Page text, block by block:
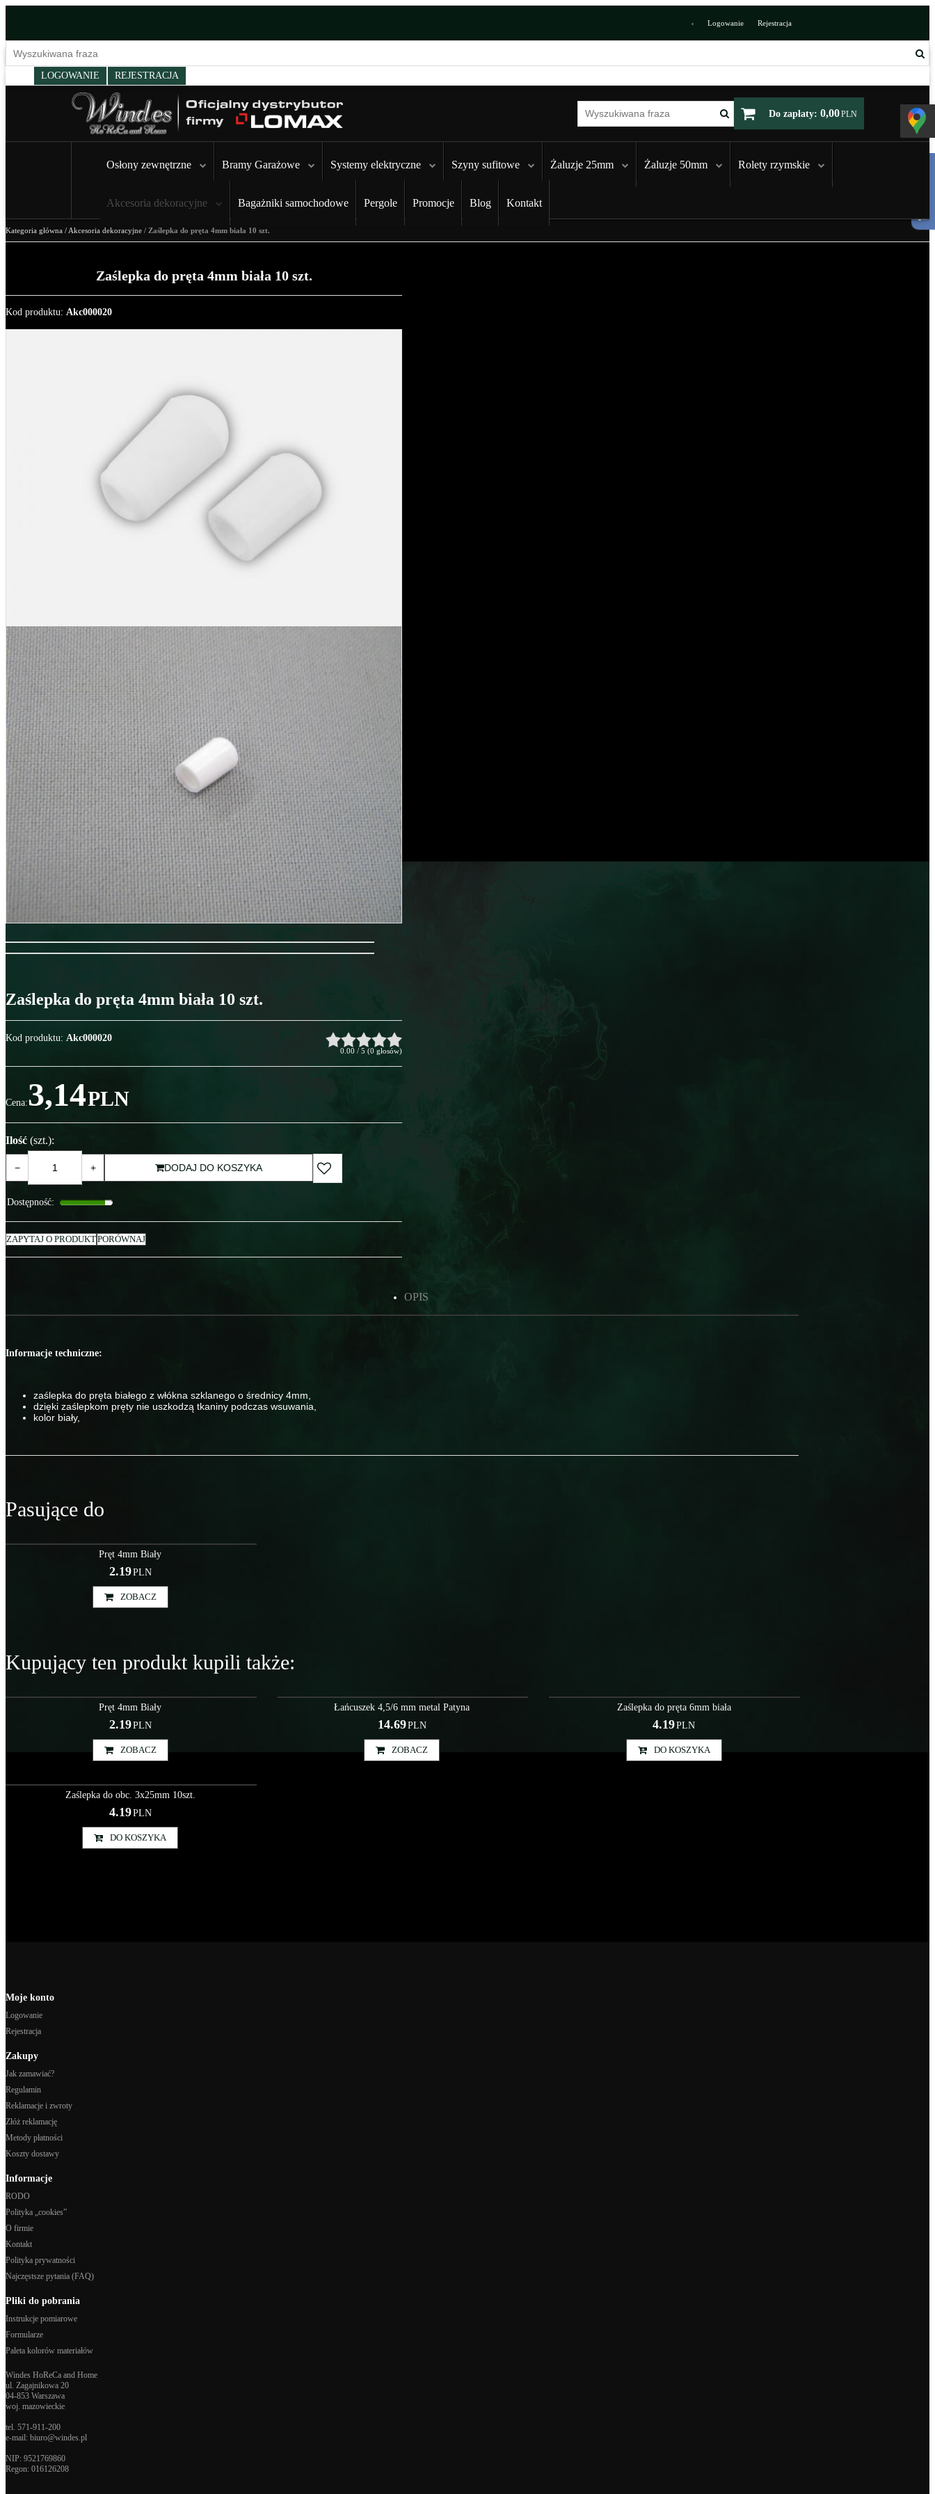
Logowanie Rejestracja
LOGOWANIE REJESTRACJA
Do zapłaty: 0,00PLN
Osłony zewnętrzne Bramy Garażowe Systemy elektryczne Szyny sufitowe Żaluzje 25mm Żaluzje 50mm Rolety rzymskie
Akcesoria dekoracyjne Bagażniki samochodowe Pergole Promocje Blog Kontakt
Kategoria główna / Akcesoria dekoracyjne / Zaślepka do pręta 4mm biała 10 szt.
Zaślepka do pręta 4mm biała 10 szt.
Kod produktu: Akc000020
Zaślepka do pręta 4mm biała 10 szt.
Kod produktu: Akc000020
0.00 / 5 (0 głosów)
Cena:3,14PLN
Ilość (szt.):
− + DODAJ DO KOSZYKA
Dostępność:
ZAPYTAJ O PRODUKTPORÓWNAJ
OPIS
Informacje techniczne:
zaślepka do pręta białego z włókna szklanego o średnicy 4mm,
dzięki zaślepkom pręty nie uszkodzą tkaniny podczas wsuwania,
kolor biały,
Pasujące do
Pręt 4mm Biały
2.19PLN
ZOBACZ
Kupujący ten produkt kupili także:
Pręt 4mm Biały
2.19PLN
ZOBACZ
Łańcuszek 4,5/6 mm metal Patyna
14.69PLN
ZOBACZ
Zaślepka do pręta 6mm biała
4.19PLN
DO KOSZYKA
Zaślepka do obc. 3x25mm 10szt.
4.19PLN
DO KOSZYKA
Moje konto
Logowanie
Rejestracja
Zakupy
Jak zamawiać?
Regulamin
Reklamacje i zwroty
Złóż reklamację
Metody płatności
Koszty dostawy
Informacje
RODO
Polityka „cookies”
O firmie
Kontakt
Polityka prywatności
Najczęstsze pytania (FAQ)
Pliki do pobrania
Instrukcje pomiarowe
Formularze
Paleta kolorów materiałów
Windes HoReCa and Home
ul. Zagajnikowa 20
04-853 Warszawa
woj. mazowieckie
tel. 571-911-200
e-mail: biuro@windes.pl
NIP: 9521769860
Regon: 016126208